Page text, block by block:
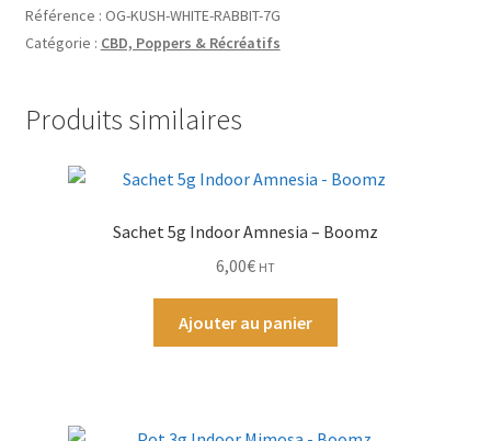
Alimentaire
Entretien / Nettoyage
OG
Kush
Rabbit
Référence : OG-KUSH-WHITE-RABBIT-7G
Catégorie : CBD, Poppers & Récréatifs
Produits similaires
Sachet 5g Indoor Amnesia – Boomz
6,00€ HT
Ajouter au panier